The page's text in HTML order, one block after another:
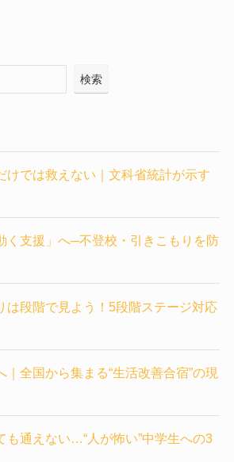
検索
けでは救えない｜文科省統計が示す
く支援」へ─不登校・引きこもりを防
は段階で見よう！5段階ステージ対応
全国から集まる“生活改善合宿”の現
も通えない…“人が怖い”中学生への3